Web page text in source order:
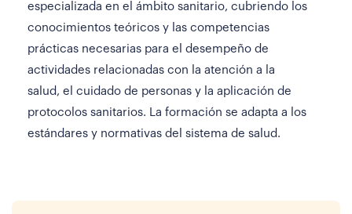
especializada en el ámbito sanitario, cubriendo los
conocimientos teóricos y las competencias
prácticas necesarias para el desempeño de
actividades relacionadas con la atención a la
salud, el cuidado de personas y la aplicación de
protocolos sanitarios. La formación se adapta a los
estándares y normativas del sistema de salud.